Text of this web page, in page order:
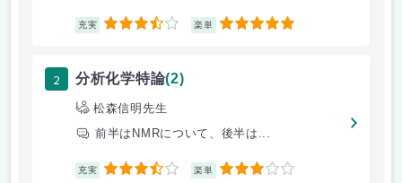
充実 3.5 楽単 5
2 分析化学特論(2)
松森信明先生
前半はNMRについて、後半は...
充実 3.5 楽単 3